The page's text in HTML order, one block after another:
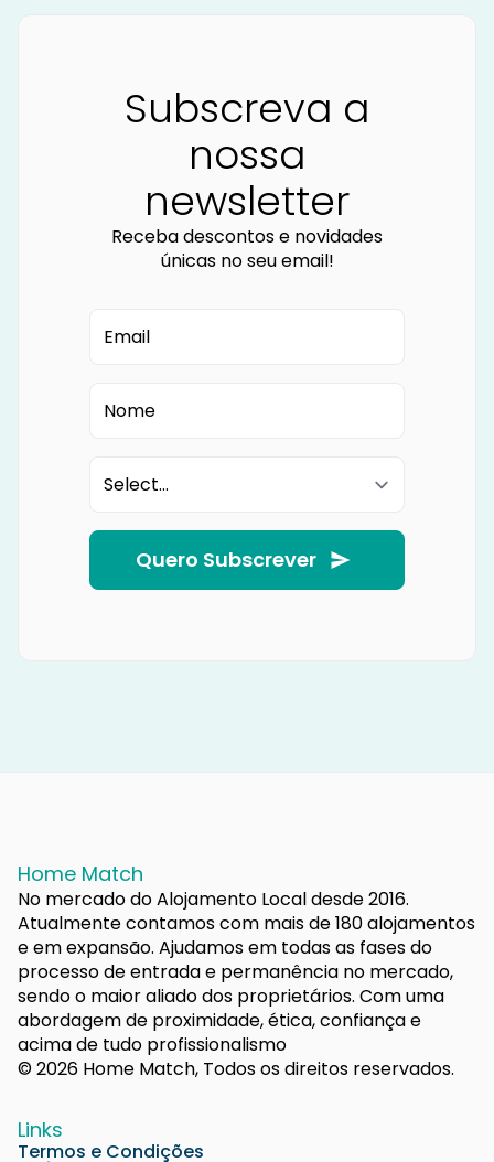
Subscreva a
nossa
newsletter
Receba descontos e novidades
únicas no seu email!
Quero Subscrever
Home Match
No mercado do Alojamento Local desde 2016.
Atualmente contamos com mais de 180 alojamentos
e em expansão. Ajudamos em todas as fases do
processo de entrada e permanência no mercado,
sendo o maior aliado dos proprietários. Com uma
abordagem de proximidade, ética, confiança e
acima de tudo profissionalismo
© 2026 Home Match, Todos os direitos reservados.
Links
Termos e Condições